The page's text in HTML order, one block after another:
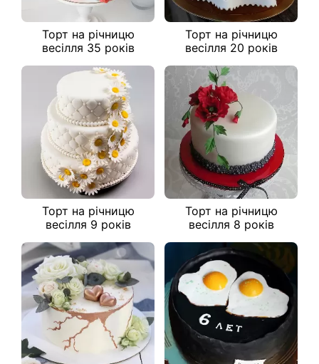
Торт на річницю
весілля 35 років
Торт на річницю
весілля 20 років
Торт на річницю
весілля 9 років
Торт на річницю
весілля 8 років